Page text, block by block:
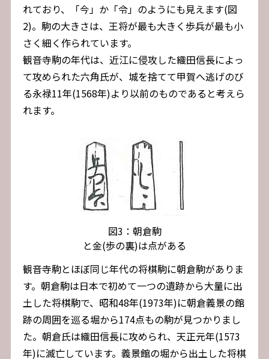
れており、「今」か「令」のようにも見えます(図
2)。駒の大きさは、王将が最も大きく歩兵が最も小
さく細く作られています。
観音寺駒の年代は、近江に侵攻した織田信長によっ
て攻められた六角氏が、城を捨てて甲賀へ逃げのび
る永禄11年(1568年)より以前のものであると考えら
れます。
図3：朝倉駒
と金(歩の裏)は点がある
観音寺駒とほぼ同じ年代の将棋駒に朝倉駒がありま
す。朝倉駒は日本で初めて一つの遺跡から大量に出
土した将棋駒で、昭和48年(1973年)に朝倉義景の館
跡の周囲を巡る堀から174点もの駒が見つかりまし
た。朝倉氏は織田信長に攻められ、天正元年(1573
年)に滅亡しています。義景館の堀から出土した将棋